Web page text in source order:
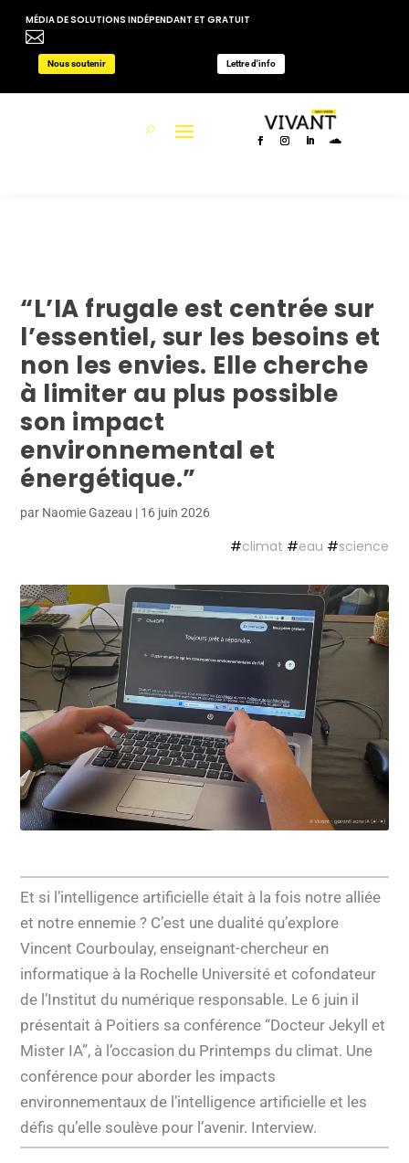
MÉDIA DE SOLUTIONS INDÉPENDANT ET GRATUIT

Nous soutenir Lettre d'info
“L’IA frugale est centrée sur
l’essentiel, sur les besoins et
non les envies. Elle cherche
à limiter au plus possible
son impact
environnemental et
énergétique.”
par Naomie Gazeau | 16 juin 2026
#climat #eau #science
Et si l’intelligence artificielle était à la fois notre alliée
et notre ennemie ? C’est une dualité qu’explore
Vincent Courboulay, enseignant-chercheur en
informatique à la Rochelle Université et cofondateur
de l’Institut du numérique responsable. Le 6 juin il
présentait à Poitiers sa conférence “Docteur Jekyll et
Mister IA”, à l’occasion du Printemps du climat. Une
conférence pour aborder les impacts
environnementaux de l’intelligence artificielle et les
défis qu’elle soulève pour l’avenir. Interview.